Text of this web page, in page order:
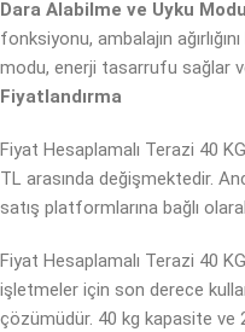
Dara Alabilme ve Uyku Modu
fonksiyonu, ambalajın
modu, enerji tasarrufu sağlar
Fiyatlandırma
Fiyat Hesaplamalı Terazi 40
TL arasında değişmektedir.
satış platformlarına bağlı
Fiyat Hesaplamalı Terazi 40
işletmeler için son derece
çözümüdür. 40 kg kapasite